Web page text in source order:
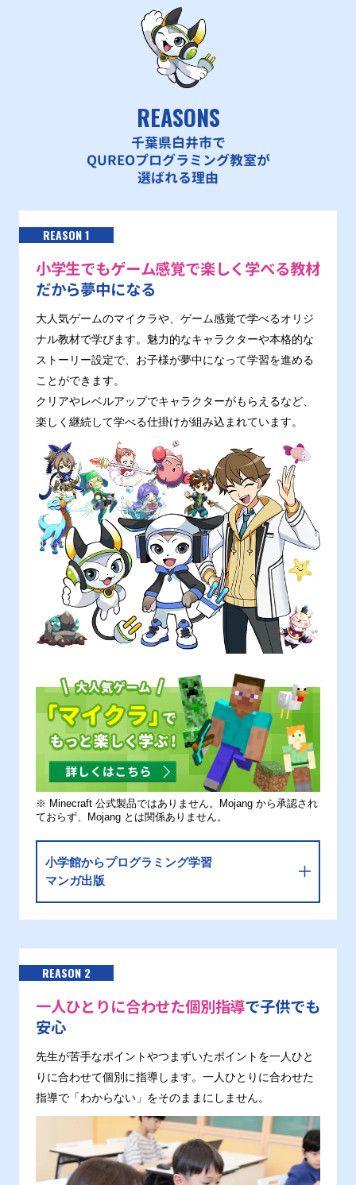
REASONS
千葉県白井市で
QUREOプログラミング教室が
選ばれる理由
REASON 1
小学生でもゲーム感覚で楽しく学べる教材
だから夢中になる
大人気ゲームのマイクラや、ゲーム感覚で学べるオリジ
ナル教材で学びます。魅力的なキャラクターや本格的な
ストーリー設定で、お子様が夢中になって学習を進める
ことができます。
クリアやレベルアップでキャラクターがもらえるなど、
楽しく継続して学べる仕掛けが組み込まれています。
※ Minecraft 公式製品ではありません。Mojang から承認され
ておらず、Mojang とは関係ありません。
小学館からプログラミング学習
マンガ出版
REASON 2
一人ひとりに合わせた個別指導で子供でも
安心
先生が苦手なポイントやつまずいたポイントを一人ひと
りに合わせて個別に指導します。一人ひとりに合わせた
指導で「わからない」をそのままにしません。